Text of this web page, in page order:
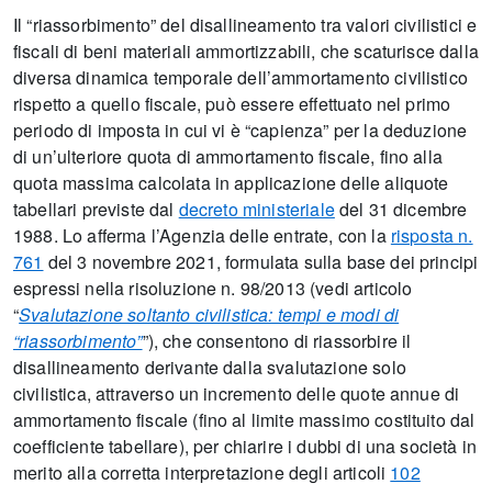
Il “riassorbimento” del disallineamento tra valori civilistici e
fiscali di beni materiali ammortizzabili, che scaturisce dalla
diversa dinamica temporale dell’ammortamento civilistico
rispetto a quello fiscale, può essere effettuato nel primo
periodo di imposta in cui vi è “capienza” per la deduzione
di un’ulteriore quota di ammortamento fiscale, fino alla
quota massima calcolata in applicazione delle aliquote
tabellari previste dal decreto ministerialedel 31 dicembre
1988. Lo afferma l’Agenzia delle entrate, con la risposta n.
761 del 3 novembre 2021, formulata sulla base dei principi
espressi nella risoluzione n. 98/2013 (vedi articolo
“Svalutazione soltanto civilistica: tempi e modi di
“riassorbimento””), che consentono di riassorbire il
disallineamento derivante dalla svalutazione solo
civilistica, attraverso un incremento delle quote annue di
ammortamento fiscale (fino al limite massimo costituito dal
coefficiente tabellare), per chiarire i dubbi di una società in
merito alla corretta interpretazione degli articoli 102